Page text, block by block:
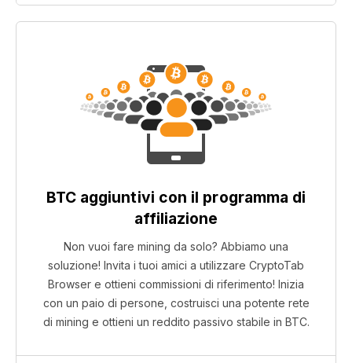
BTC aggiuntivi con il programma di
affiliazione
Non vuoi fare mining da solo? Abbiamo una
soluzione! Invita i tuoi amici a utilizzare CryptoTab
Browser e ottieni commissioni di riferimento! Inizia
con un paio di persone, costruisci una potente rete
di mining e ottieni un reddito passivo stabile in BTC.